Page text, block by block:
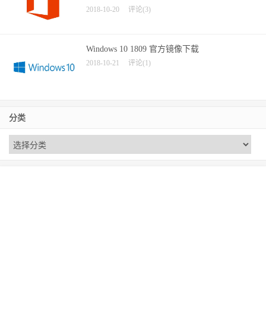
2018-10-20 评论(3)
Windows 10 1809 官方镜像下载
2018-10-21 评论(1)
分类